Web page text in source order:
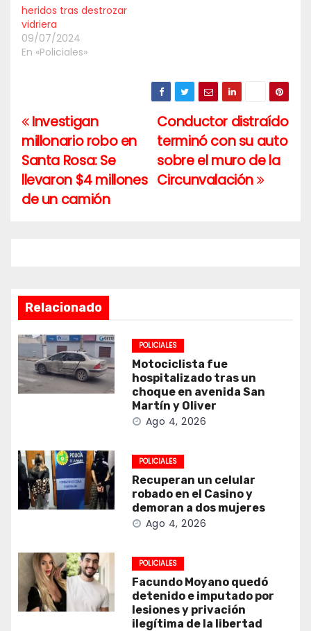
heridos tras destrozar
vidriera
09/07/2024
En «Policiales»
Navegación
de
entradas
Conductor distraído
terminó con su auto
sobre el muro de la
Circunvalación
Investigan
millonario robo en
Santa Rosa: Se
llevaron $4 millones
de un camión
Relacionado
POLICIALES
Motociclista fue
hospitalizado tras un
choque en avenida San
Martín y Oliver
Ago 4, 2026
POLICIALES
Recuperan un celular
robado en el Casino y
demoran a dos mujeres
Ago 4, 2026
POLICIALES
Facundo Moyano quedó
detenido e imputado por
lesiones y privación
ilegítima de la libertad